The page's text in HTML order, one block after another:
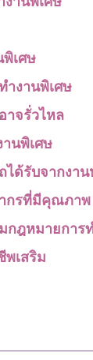
เศษ
ำงานพิเศษ
าจรั่วไหล
นพิเศษ
ด้รับจากงา
กรที่มีคุณภาพ
ฎหมายการ
เสริม